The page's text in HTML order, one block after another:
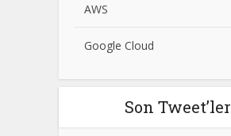
AWS
Google Cloud
Son Tweet’ler